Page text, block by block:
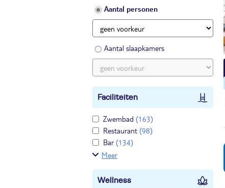
Aantal personen
Aantal slaapkamers
Faciliteiten
Zwembad (163)
Restaurant (98)
Bar(134)
Meer
Wellness